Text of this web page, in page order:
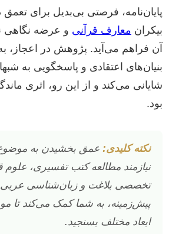
پایان‌نامه، فرصتی بی‌بدیل برای تعمق
بیکران معارف قرآنی و عرضه نگاهی
آن فراهم می‌آید. پژوهش در اعجاز،
بنیان‌های اعتقادی و پاسخگویی به
شایانی می‌کند و از این رو، اثری
بود.
نکته کلیدی: عمق بخشیدن به موضوع
نیازمند مطالعه کتب تفسیری، علوم
تخصصی بلاغت و زبان‌شناسی
پیش‌زمینه، به شما کمک می‌کند تا
ابعاد مختلف بسنجید.